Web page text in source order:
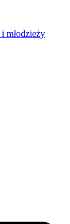
młodzieży